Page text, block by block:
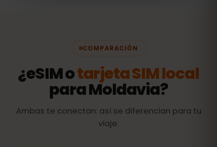
COMPARACIÓN
¿eSIM otarjeta SIM local
para Moldavia?
Ambas te conectan: así se diferencian para tu
viaje.